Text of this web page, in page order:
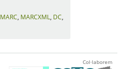
MARC MARCXML DC
Col·laborem